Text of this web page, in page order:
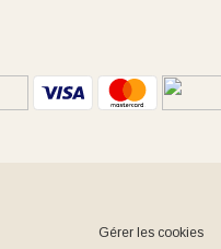
Gérer les cookies